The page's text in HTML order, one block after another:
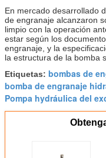
En mercado desarrollado
de engranaje alcanzaron
limpio con la operación
estar según los
engranaje, y la
la estructura de la bomba
Etiquetas: bombas de
bomba de engranaje
Pompa hydráulica del